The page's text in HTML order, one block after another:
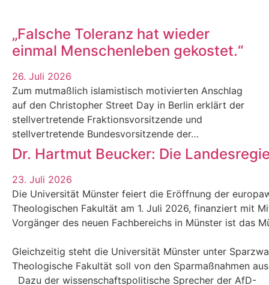
„Falsche Toleranz hat wieder
einmal Menschenleben gekostet.“
26. Juli 2026
Zum mutmaßlich islamistisch motivierten Anschlag
auf den Christopher Street Day in Berlin erklärt der
stellvertretende Fraktionsvorsitzende und
stellvertretende Bundesvorsitzende der…
Dr. Hartmut Beucker: Die
23. Juli 2026
Die Universität Münster feiert die Eröffnung der
Theologischen Fakultät am 1. Juli 2026, finanziert mit
Vorgänger des neuen Fachbereichs in Münster ist das
Gleichzeitig steht die Universität Münster unter
Theologische Fakultät soll von den Sparmaßnahmen
Dazu der wissenschaftspolitische Sprecher der AfD-